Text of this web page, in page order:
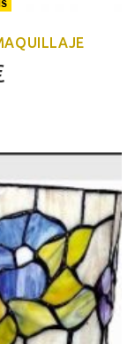
El
es: